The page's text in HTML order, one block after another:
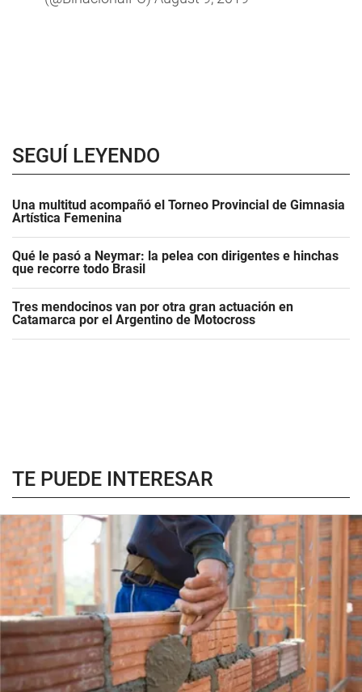
SEGUÍ LEYENDO
Una multitud acompañó el Torneo Provincial de Gimnasia
Artística Femenina
Qué le pasó a Neymar: la pelea con dirigentes e hinchas
que recorre todo Brasil
Tres mendocinos van por otra gran actuación en
Catamarca por el Argentino de Motocross
TE PUEDE INTERESAR